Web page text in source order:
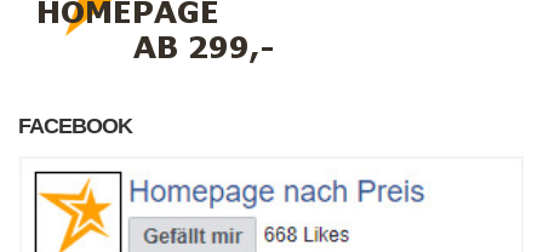
FACEBOOK